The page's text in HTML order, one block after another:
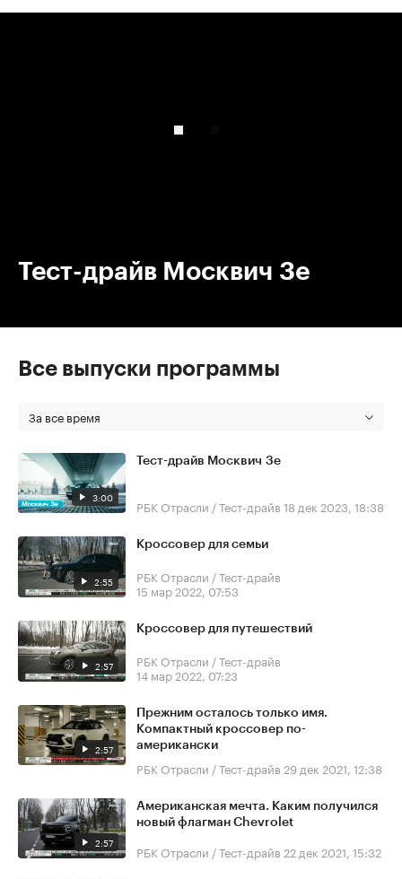
Тест-драйв Москвич 3е
Все выпуски программы
За все время
3:00
Тест-драйв Москвич 3е
РБК Отрасли / Тест-драйв 18 дек 2023, 18:38
2:55
Кроссовер для семьи
РБК Отрасли / Тест-драйв
15 мар 2022, 07:53
2:57
Кроссовер для путешествий
РБК Отрасли / Тест-драйв
14 мар 2022, 07:23
2:57
Прежним осталось только имя.
Компактный кроссовер по-
американски
РБК Отрасли / Тест-драйв 29 дек 2021, 12:38
2:57
Американская мечта. Каким получился
новый флагман Chevrolet
РБК Отрасли / Тест-драйв 22 дек 2021, 15:32